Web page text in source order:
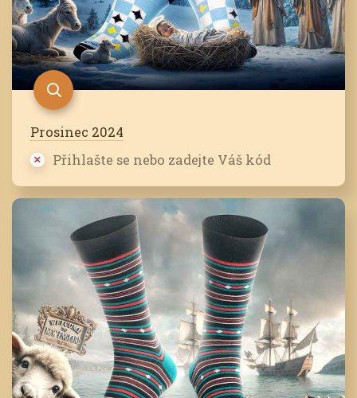
Prosinec 2024
Přihlašte se nebo zadejte Váš kód